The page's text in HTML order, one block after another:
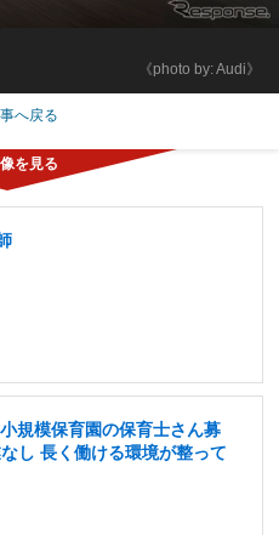
《photo by: Audi》
へ戻る
規模保育園の保育士さん募
し 長く働ける環境が整って